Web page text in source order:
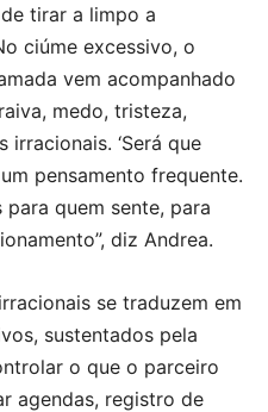
tirar a limpo a
ciúme excessivo, o
vem acompanhado
medo, tristeza,
irracionais. ‘Será que
pensamento frequente.
para quem sente, para
diz Andrea.
se traduzem em
sustentados pela
o que o parceiro
agendas, registro de